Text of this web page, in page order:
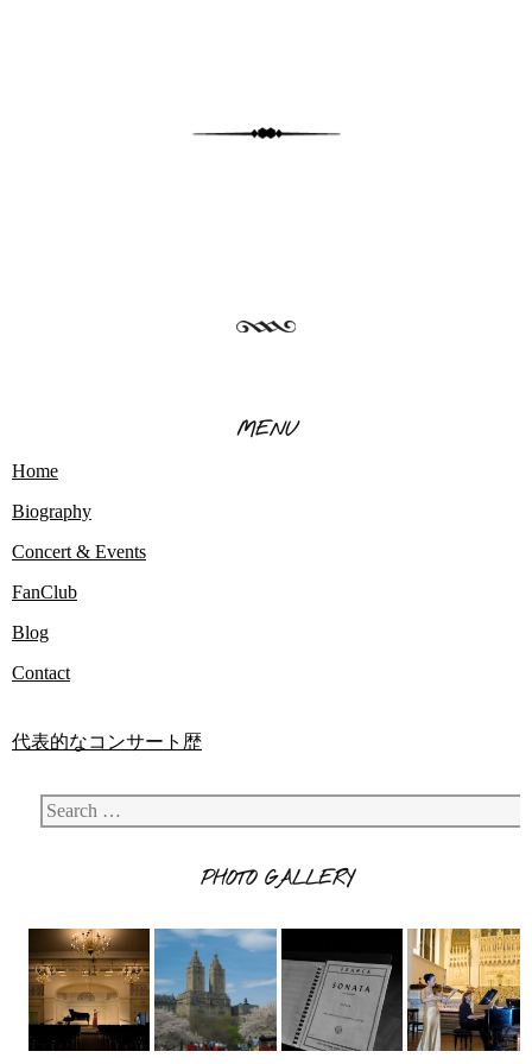
MENU
Home
Biography
Concert & Events
FanClub
Blog
Contact
代表的なコンサート歴
Search
PHOTO GALLERY